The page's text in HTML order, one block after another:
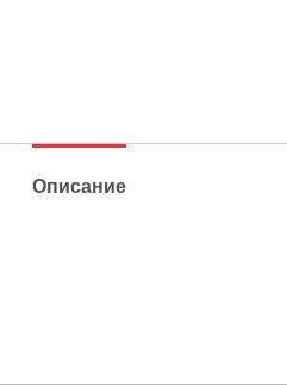
Описание